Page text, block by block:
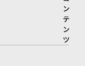
ン
テ
ン
ツ